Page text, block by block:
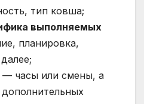
тип ковша;
выполняемых
планировка,
— часы или смены, а